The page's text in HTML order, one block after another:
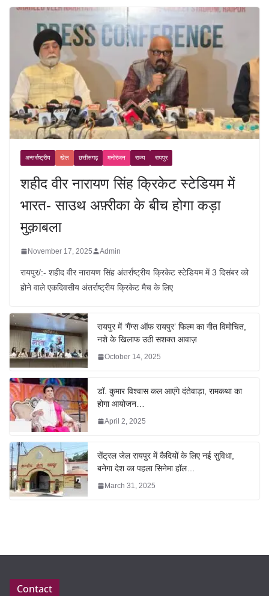
अन्तर्राष्ट्रीय खेल छत्तीसगढ़ मनोरंजन राज्य रायपुर
शहीद वीर नारायण सिंह क्रिकेट स्टेडियम में
भारत- साउथ अफ़्रीका के बीच होगा कड़ा
मुक़ाबला
November 17, 2025 Admin
रायपुर/:- शहीद वीर नारायण सिंह अंतर्राष्ट्रीय क्रिकेट स्टेडियम में 3 दिसंबर को
होने वाले एकदिवसीय अंतर्राष्ट्रीय क्रिकेट मैच के लिए
रायपुर में ‘गैंग्स ऑफ रायपुर’ फिल्म का गीत विमोचित,
नशे के खिलाफ उठी सशक्त आवाज़
October 14, 2025
डॉ. कुमार विश्वास कल आएंगे दंतेवाड़ा, रामकथा का
होगा आयोजन…
April 2, 2025
सेंट्रल जेल रायपुर में कैदियों के लिए नई सुविधा,
बनेगा देश का पहला सिनेमा हॉल…
March 31, 2025
Contact